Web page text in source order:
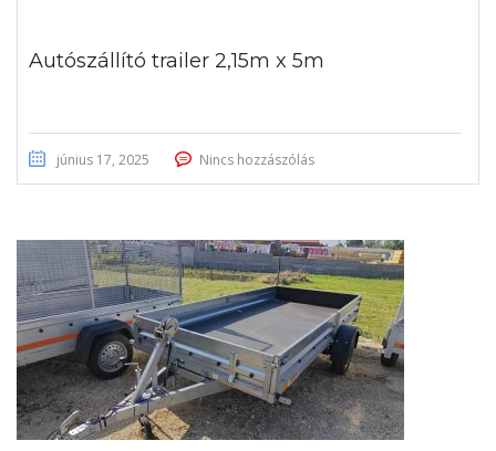
Autószállító trailer 2,15m x 5m
június 17, 2025 Nincs hozzászólás